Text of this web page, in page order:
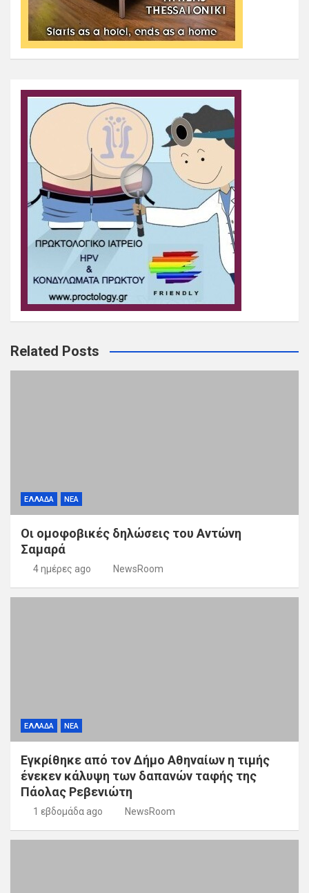
Related Posts
ΕΛΛΑΔΑ ΝΕΑ
Οι ομοφοβικές δηλώσεις του Αντώνη
Σαμαρά
4 ημέρες ago NewsRoom
ΕΛΛΑΔΑ ΝΕΑ
Εγκρίθηκε από τον Δήμο Αθηναίων η τιμής
ένεκεν κάλυψη των δαπανών ταφής της
Πάολας Ρεβενιώτη
1 εβδομάδα ago NewsRoom